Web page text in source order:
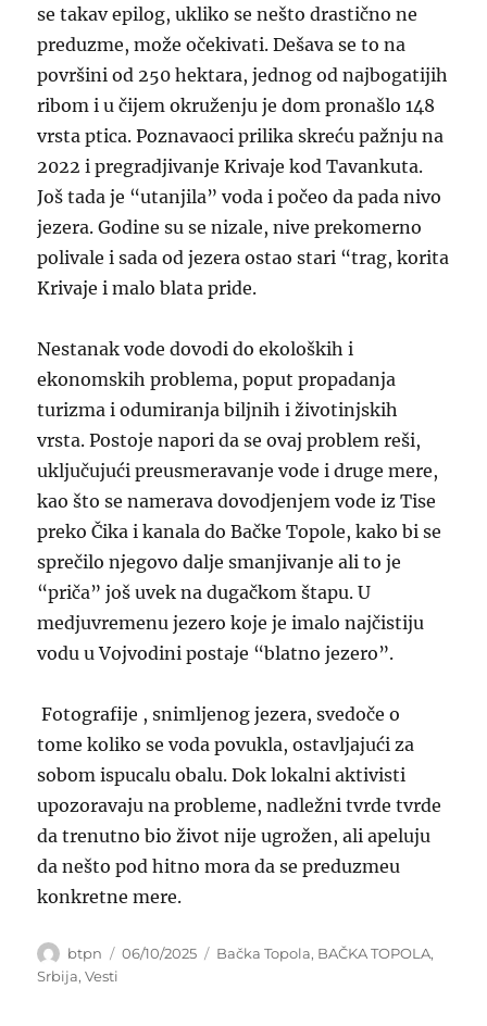
se takav epilog, ukliko se nešto drastično ne
preduzme, može očekivati. Dešava se to na
površini od 250 hektara, jednog od najbogatijih
ribom i u čijem okruženju je dom pronašlo 148
vrsta ptica. Poznavaoci prilika skreću pažnju na
2022 i pregradjivanje Krivaje kod Tavankuta.
Još tada je “utanjila” voda i počeo da pada nivo
jezera. Godine su se nizale, nive prekomerno
polivale i sada od jezera ostao stari “trag, korita
Krivaje i malo blata pride.
Nestanak vode dovodi do ekoloških i
ekonomskih problema, poput propadanja
turizma i odumiranja biljnih i životinjskih
vrsta. Postoje napori da se ovaj problem reši,
uključujući preusmeravanje vode i druge mere,
kao što se namerava dovodjenjem vode iz Tise
preko Čika i kanala do Bačke Topole, kako bi se
sprečilo njegovo dalje smanjivanje ali to je
“priča” još uvek na dugačkom štapu. U
medjuvremenu jezero koje je imalo najčistiju
vodu u Vojvodini postaje “blatno jezero”.
Fotografije , snimljenog jezera, svedoče o
tome koliko se voda povukla, ostavljajući za
sobom ispucalu obalu. Dok lokalni aktivisti
upozoravaju na probleme, nadležni tvrde tvrde
da trenutno bio život nije ugrožen, ali apeluju
da nešto pod hitno mora da se preduzmeu
konkretne mere.
Author
btpn
Posted
06/10/2025 Categories
Bačka Topola, BAČKA TOPOLA,
Srbija,Vesti